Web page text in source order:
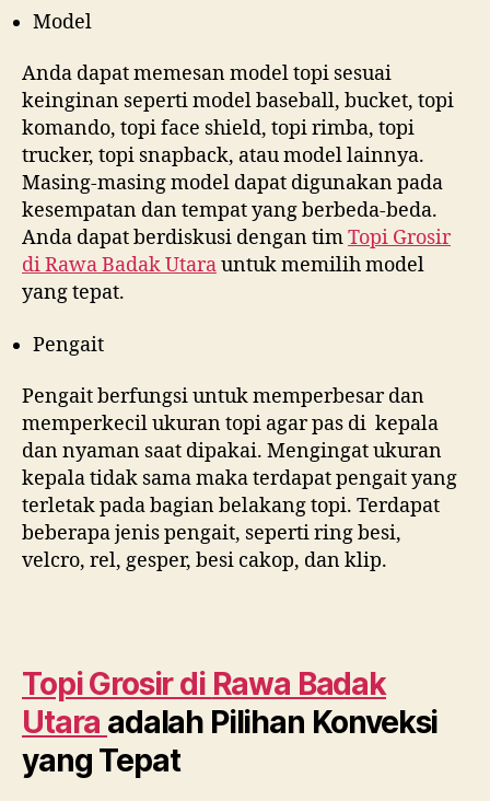
Model
Anda dapat memesan model topi sesuai
keinginan seperti model baseball, bucket, topi
komando, topi face shield, topi rimba, topi
trucker, topi snapback, atau model lainnya.
Masing-masing model dapat digunakan pada
kesempatan dan tempat yang berbeda-beda.
Anda dapat berdiskusi dengan timTopi Grosir
diRawa Badak Utarauntuk memilih model
yang tepat.
Pengait
Pengait berfungsi untuk memperbesar dan
memperkecil ukuran topi agar pas di kepala
dan nyaman saat dipakai. Mengingat ukuran
kepala tidak sama maka terdapat pengait yang
terletak pada bagian belakang topi. Terdapat
beberapa jenis pengait, seperti ring besi,
velcro, rel, gesper, besi cakop, dan klip.
Topi Grosir di Rawa Badak
Utara adalah Pilihan Konveksi
yang Tepat